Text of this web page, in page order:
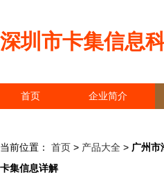
深圳市卡集信息
首页 企业简介
当前位置： 首页 > 产品大全 > 广州
卡集信息详解